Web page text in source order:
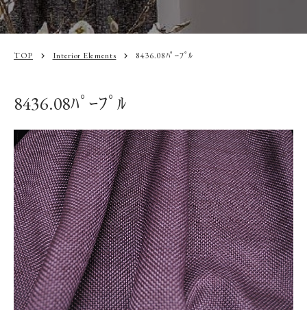
TOP chevron_right Interior Elements chevron_right 8436.08ﾊﾟｰﾌﾟﾙ
8436.08ﾊﾟｰﾌﾟﾙ